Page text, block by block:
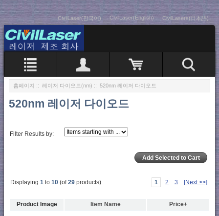
CivilLaser(한국어) CivilLaser(English) CivilLasers(日本語)
홈페이지 :: 레이저 다이오드(nm) :: 520nm 레이저 다이오드
520nm 레이저 다이오드
Filter Results by:
Displaying 1 to 10 (of29 products) 1 2 3 [Next >>]
Product Image Item Name Price+